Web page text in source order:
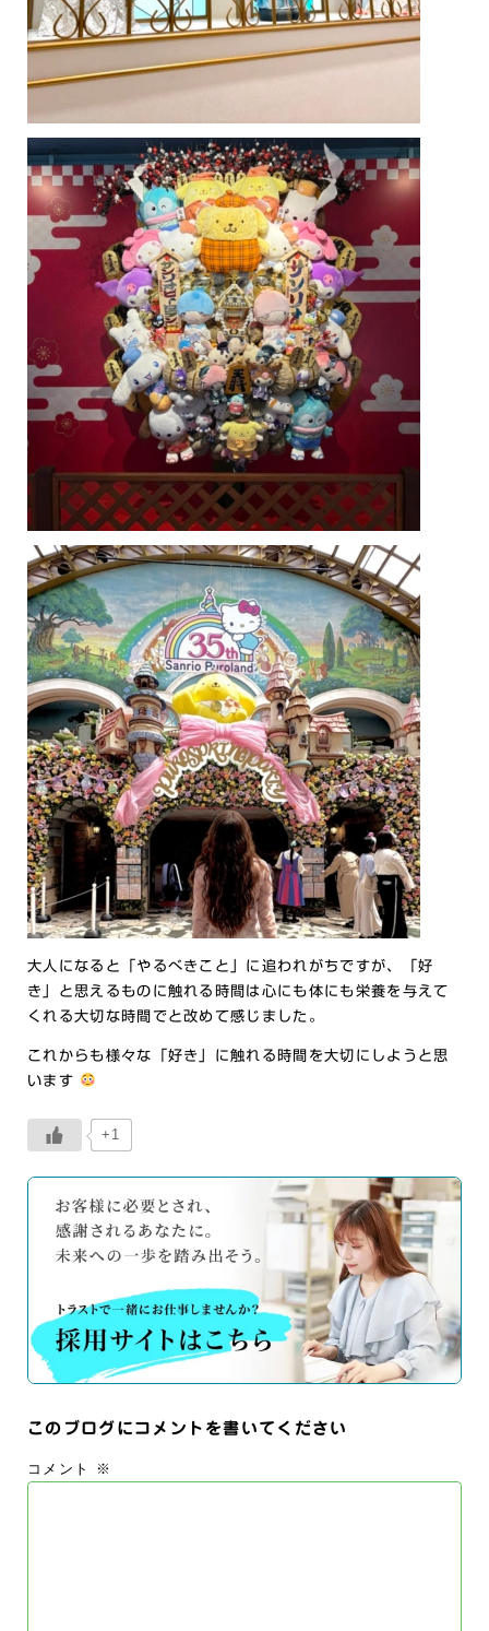
大人になると「やるべきこと」に追われがちですが、「好
き」と思えるものに触れる時間は心にも体にも栄養を与えて
くれる大切な時間でと改めて感じました。
これからも様々な「好き」に触れる時間を大切にしようと思
います
+1
このブログにコメントを書いてください
コメント ※